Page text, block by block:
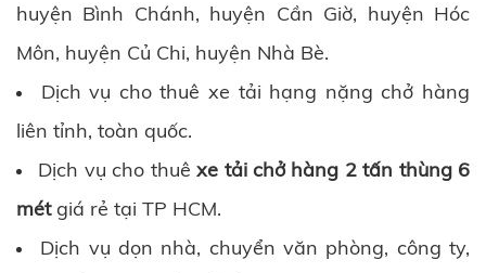
huyện Bình Chánh, huyện Cần Giờ, huyện Hóc
Môn, huyện Củ Chi, huyện Nhà Bè.
Dịch vụ cho thuê xe tải hạng nặng chở hàng
liên tỉnh, toàn quốc.
Dịch vụ cho thuê xe tải chở hàng 2 tấn thùng 6
métgiá rẻ tại TP HCM.
Dịch vụ dọn nhà, chuyển văn phòng, công ty,